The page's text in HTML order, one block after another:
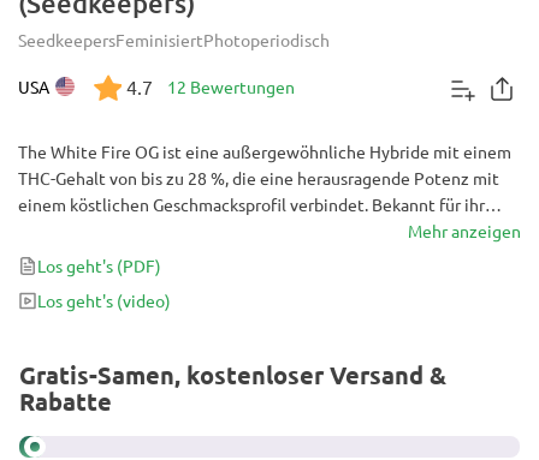
SeedkeepersFeminisiertPhotoperiodisch
USA 4.7 12 Bewertungen
The White Fire OG ist eine außergewöhnliche Hybride mit einem
THC-Gehalt von bis zu 28 %, die eine herausragende Potenz mit
einem köstlichen Geschmacksprofil verbindet. Bekannt für ihr
auffallend frostiges Aussehen und ihre abgerundete Wirkung, hat
diese Sorte Cannabis-Enthusiasten weltweit in ihren Bann
gezogen. Ob du Entspannung, Inspiration oder beides suchst, The
White Fire OG ist eine vielseitige Wahl, die ein unvergessliches
Mehr anzeigen
Los geht's (PDF)
Los geht's (video)
Gratis-Samen, kostenloser Versand &
Rabatte